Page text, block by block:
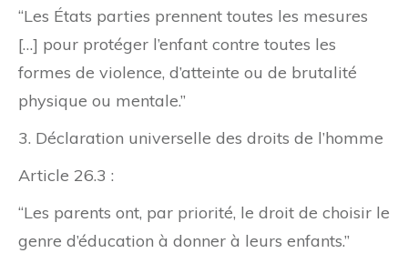
“Les États parties prennent toutes les mesures
[…] pour protéger l’enfant contre toutes les
formes de violence, d’atteinte ou de brutalité
physique ou mentale.”
3. Déclaration universelle des droits de l’homme
Article 26.3 :
“Les parents ont, par priorité, le droit de choisir le
genre d’éducation à donner à leurs enfants.”